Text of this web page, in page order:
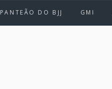
PANTEÃO DO BJJ GMI